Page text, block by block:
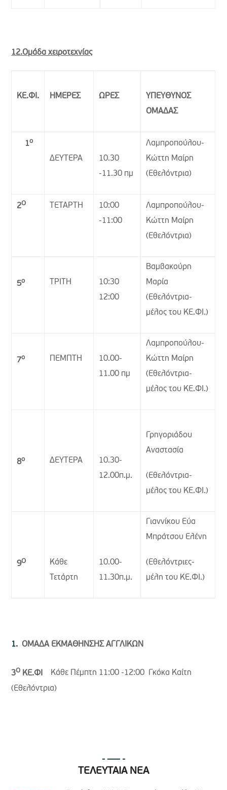
12.Ομάδα χειροτεχνίας
ΚΕ.ΦΙ. ΗΜΕΡΕΣ ΩΡΕΣ
ΥΠΕΥΘΥΝΟΣ
ΟΜΑΔΑΣ
1ο
ΔΕΥΤΕΡΑ
10.30
-11.30 πμ
Λαμπροπούλου-
Κώττη Μαίρη
(Εθελόντρια)
2Ο ΤΕΤΑΡΤΗ
10:00
-11:00
Λαμπροπούλου-
Κώττη Μαίρη
(Εθελόντρια)
5ο ΤΡΙΤΗ
10:30
12:00
Βαμβακούρη
Μαρία
(Εθελόντρια-
μέλος του ΚΕ.ΦΙ.)
7ο ΠΕΜΠΤΗ
10.00-
11.00 πμ
Λαμπροπούλου-
Κώττη Μαίρη
(Εθελόντρια-
μέλος του ΚΕ.ΦΙ.)
8ο ΔΕΥΤΕΡΑ
10.30-
12.00π.μ.
Γρηγοριάδου
Αναστασία
(Εθελόντρια-
μέλος του ΚΕ.ΦΙ.)
9Ο
Κάθε
Τετάρτη
10.00-
11.30π.μ.
Γιαννίκου Εύα
Μπράτσου Ελένη
(Εθελόντριες-
μέλη του ΚΕ.ΦΙ.)
ΟΜΑΔΑ ΕΚΜΑΘΗΝΣΗΣ ΑΓΓΛΙΚΩΝ
3Ο ΚΕ.ΦΙ
Κάθε Πέμπτη 11:00 -12:00 Γκόκα Καίτη
(Εθελόντρια)
ΤΕΛΕΥΤΑΙΑ ΝΕΑ